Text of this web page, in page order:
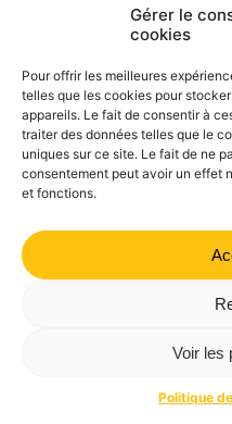
Gérer le
cookies
Pour offrir les meilleures
telles que les cookies pour
appareils. Le fait de consentir à
traiter des données telles que le
uniques sur ce site. Le fait de ne
consentement peut avoir un effet
et fonctions.
Voir les
Politique
Mairie de Valdrôme | 14
Politique de confidentialité